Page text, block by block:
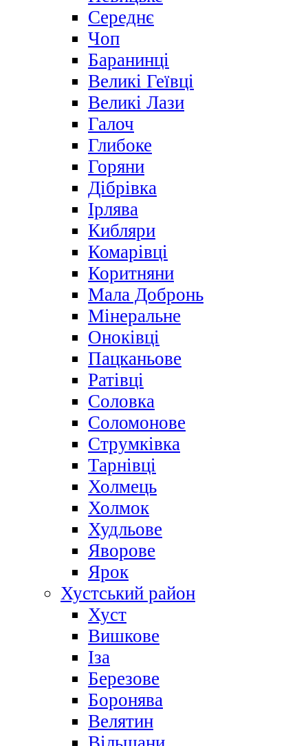
Середнє
Чоп
Баранинці
Великі Геївці
Великі Лази
Галоч
Глибоке
Горяни
Дібрівка
Ірлява
Кибляри
Комарівці
Коритняни
Мала Добронь
Мінеральне
Оноківці
Пацканьове
Ратівці
Соловка
Соломонове
Струмківка
Тарнівці
Холмець
Холмок
Худльове
Яворове
Ярок
Хустський район
Хуст
Вишкове
Іза
Березове
Боронява
Велятин